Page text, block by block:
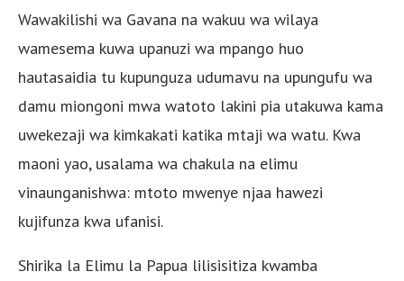
Wawakilishi wa Gavana na wakuu wa wilaya
wamesema kuwa upanuzi wa mpango huo
hautasaidia tu kupunguza udumavu na upungufu wa
damu miongoni mwa watoto lakini pia utakuwa kama
uwekezaji wa kimkakati katika mtaji wa watu. Kwa
maoni yao, usalama wa chakula na elimu
vinaunganishwa: mtoto mwenye njaa hawezi
kujifunza kwa ufanisi.
Shirika la Elimu la Papua lilisisitiza kwamba